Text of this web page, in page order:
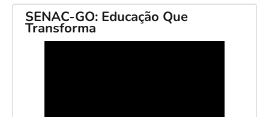
SENAC-GO: Educação Que
Transforma